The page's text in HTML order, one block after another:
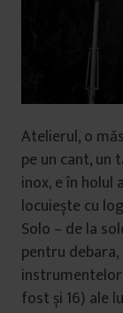
Atelierul, o
pe un cant,
inox, e în
locuiește cu
Solo – de la
pentru
fost și 16) ale